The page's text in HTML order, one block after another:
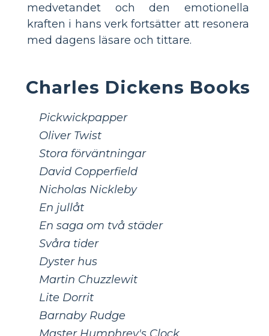
medvetandet och den emotionella
kraften i hans verk fortsätter att resonera
med dagens läsare och tittare.
Charles Dickens Books
Pickwickpapper
Oliver Twist
Stora förväntningar
David Copperfield
Nicholas Nickleby
En jullåt
En saga om två städer
Svåra tider
Dyster hus
Martin Chuzzlewit
Lite Dorrit
Barnaby Rudge